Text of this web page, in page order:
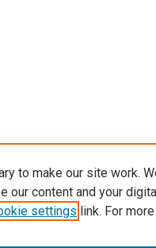
to make our site work.
our content and your
settings link. For